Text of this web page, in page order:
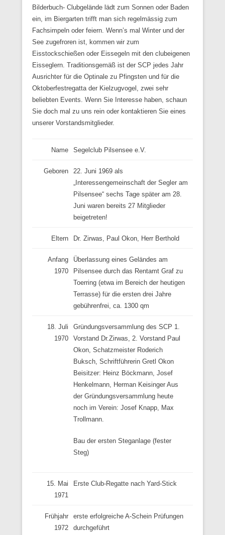
Bilderbuch- Clubgelände lädt zum Sonnen oder Baden
ein, im Biergarten trifft man sich regelmässig zum
Fachsimpeln oder feiern. Wenn’s mal Winter und der
See zugefroren ist, kommen wir zum
Eisstockschießen oder Eissegeln mit den clubeigenen
Eisseglern. Traditionsgemäß ist der SCP jedes Jahr
Ausrichter für die Optinale zu Pfingsten und für die
Oktoberfestregatta der Kielzugvogel, zwei sehr
beliebten Events. Wenn Sie Interesse haben, schaun
Sie doch mal zu uns rein oder kontaktieren Sie eines
unserer Vorstandsmitglieder.
Name Segelclub Pilsensee e.V.
Geboren
22. Juni 1969 als
„Interessengemeinschaft der Segler am
Pilsensee“ sechs Tage später am 28.
Juni waren bereits 27 Mitglieder
beigetreten!
Eltern Dr. Zirwas, Paul Okon, Herr Berthold
Anfang
1970
Überlassung eines Geländes am
Pilsensee durch das Rentamt Graf zu
Toerring (etwa im Bereich der heutigen
Terrasse) für die ersten drei Jahre
gebührenfrei, ca. 1300 qm
18. Juli
1970
Gründungsversammlung des SCP 1.
Vorstand Dr.Zirwas, 2. Vorstand Paul
Okon, Schatzmeister Roderich
Buksch, Schriftführerin Gretl Okon
Beisitzer: Heinz Böckmann, Josef
Henkelmann, Herman Keisinger Aus
der Gründungsversammlung heute
noch im Verein: Josef Knapp, Max
Trollmann.
Bau der ersten Steganlage (fester
Steg)
15. Mai
1971
Erste Club-Regatte nach Yard-Stick
Frühjahr
1972
erste erfolgreiche A-Schein Prüfungen
durchgeführt